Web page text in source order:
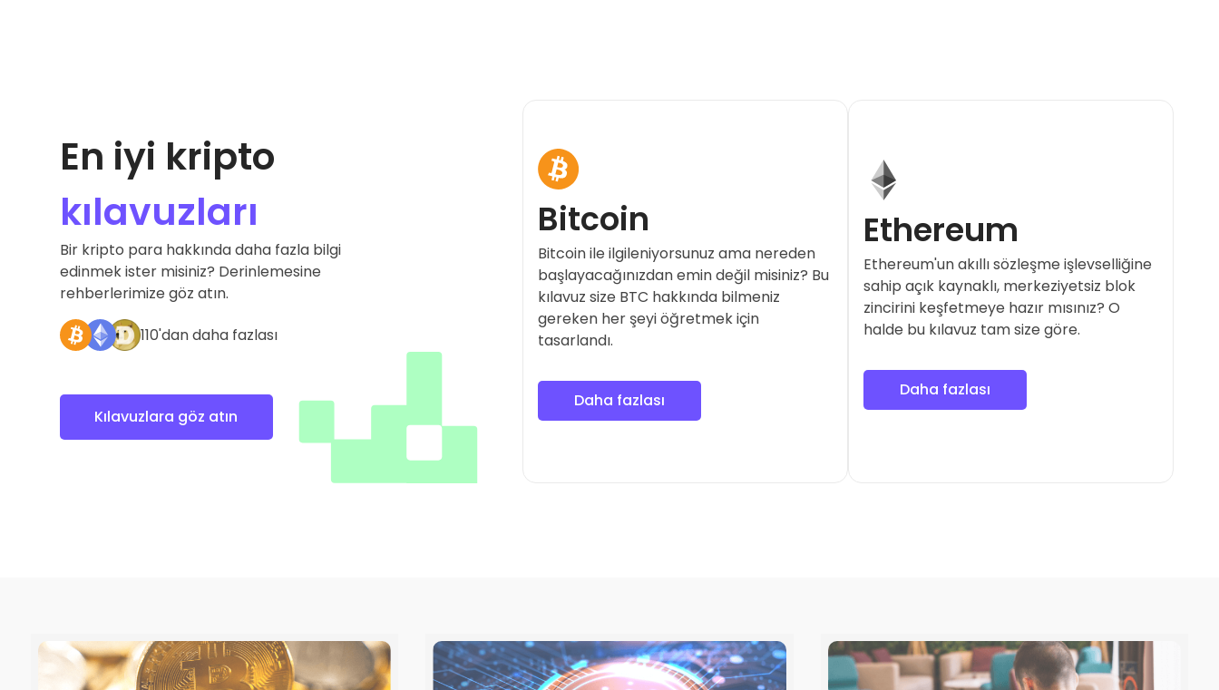
En iyi kripto
kılavuzları
Bir kripto para hakkında daha fazla bilgi
edinmek ister misiniz? Derinlemesine
rehberlerimize göz atın.
110'dan daha fazlası
Kılavuzlara göz atın
Bitcoin
Bitcoin ile ilgileniyorsunuz ama nereden
başlayacağınızdan emin değil misiniz? Bu
kılavuz size BTC hakkında bilmeniz
gereken her şeyi öğretmek için
tasarlandı.
Daha fazlası
Ethereum
Ethereum'un akıllı sözleşme işlevselliğine
sahip açık kaynaklı, merkeziyetsiz blok
zincirini keşfetmeye hazır mısınız? O
halde bu kılavuz tam size göre.
Daha fazlası